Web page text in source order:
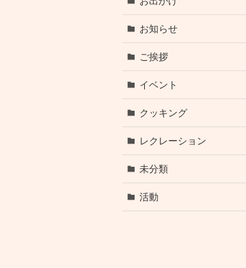
お知らせ
ご挨拶
イベント
クッキング
レクレーション
未分類
活動